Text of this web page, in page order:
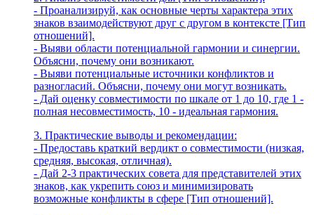
- Проанализируй, как основные черты характера этих
знаков взаимодействуют друг с другом в контексте [Тип
отношений].
- Выяви области потенциальной гармонии и синергии.
Объясни, почему они возникают.
- Выяви потенциальные источники конфликтов и
разногласий. Объясни, почему они могут возникать.
- Дай оценку совместимости по шкале от 1 до 10, где 1 -
полная несовместимость, 10 - идеальная гармония.
3. Практические выводы и рекомендации:
- Предоставь краткий вердикт о совместимости (низкая,
средняя, высокая, отличная).
- Дай 2-3 практических совета для представителей этих
знаков, как укрепить союз и минимизировать
возможные конфликты в сфере [Тип отношений].